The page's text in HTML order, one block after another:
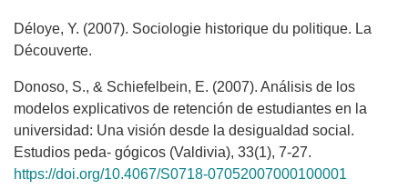
Déloye, Y. (2007). Sociologie historique du politique. La
Découverte.
Donoso, S., & Schiefelbein, E. (2007). Análisis de los
modelos explicativos de retención de estudiantes en la
universidad: Una visión desde la desigualdad social.
Estudios peda- gógicos (Valdivia), 33(1), 7-27.
https://doi.org/10.4067/S0718-07052007000100001